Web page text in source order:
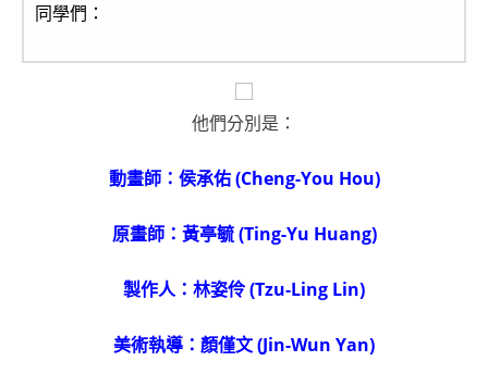
同學們：
他們分別是：
動畫師：侯承佑 (Cheng-You Hou)
原畫師：黃亭毓 (Ting-Yu Huang)
製作人：林姿伶 (Tzu-Ling Lin)
美術執導：顏僅文 (Jin-Wun Yan)